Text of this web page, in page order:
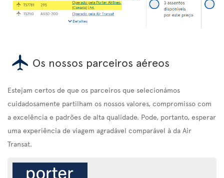
Os nossos parceiros aéreos
Estejam certos de que os parceiros que selecionámos
cuidadosamente partilham os nossos valores, compromisso com
a excelência e padrões de alta qualidade. Pode, portanto, esperar
uma experiência de viagem agradável comparável à da Air
Transat.